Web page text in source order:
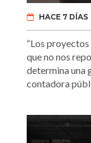
HACE 7 DÍAS
“Los
que no nos
determina una
contadora